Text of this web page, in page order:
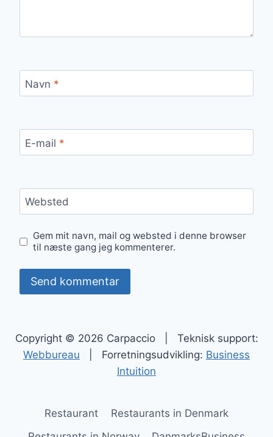
Navn *
E-mail *
Websted
Gem mit navn, mail og websted i denne browser
til næste gang jeg kommenterer.
Copyright © 2026 Carpaccio | Teknisk support:
Webbureau | Forretningsudvikling: Business
Intuition
Restaurant
Restaurants in Denmark